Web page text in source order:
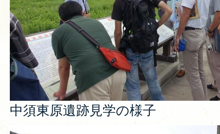
中須東原遺跡見学の様子